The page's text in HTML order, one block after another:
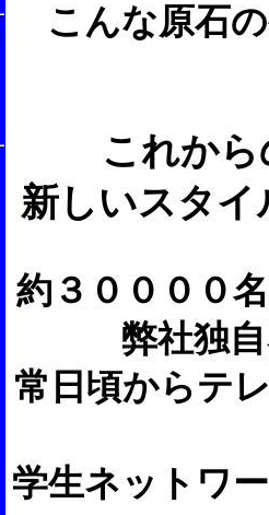
こんな原石
これか
新しいスタ
約３００００
弊社独
常日頃からテ
学生ネットワ